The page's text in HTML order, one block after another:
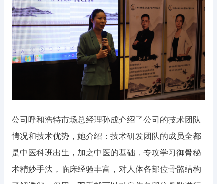
公司呼和浩特市场总经理孙成介绍了公司的技术团队
情况和技术优势，她介绍：技术研发团队的成员全都
是中医科班出生，加之中医的基础，专攻学习御骨秘
术精妙手法，临床经验丰富，对人体各部位骨骼结构